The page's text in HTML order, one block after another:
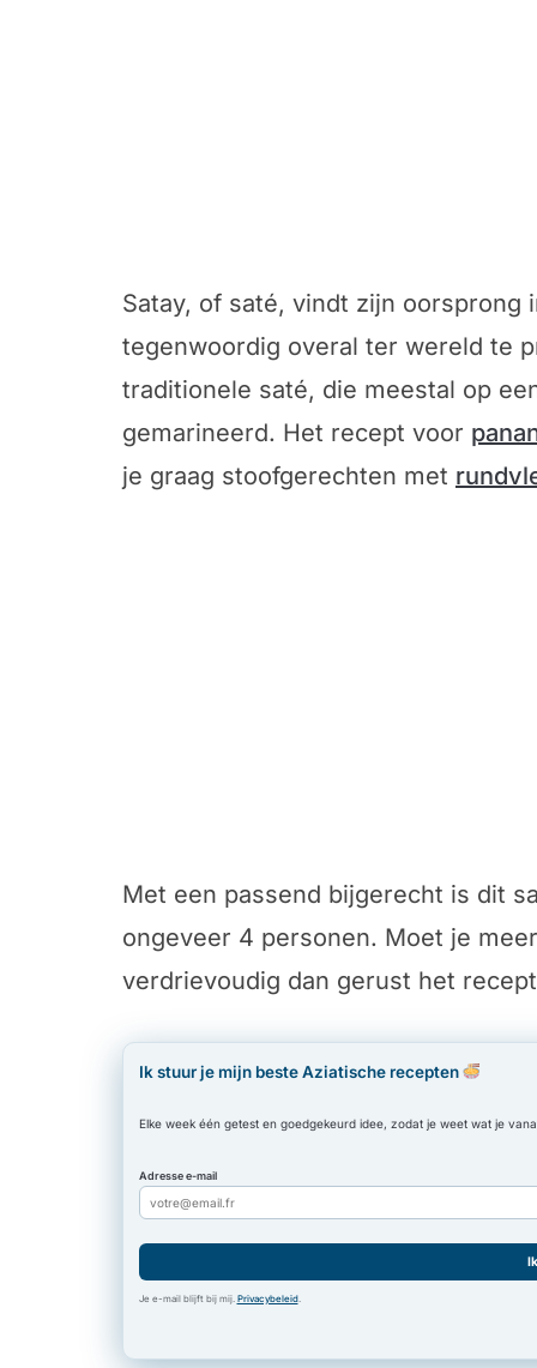
Satay, of saté, vindt zijn oorsprong
tegenwoordig overal ter wereld te
traditionele saté, die meestal op
gemarineerd. Het recept voor
je graag stoofgerechten met
Met een passend bijgerecht is dit
ongeveer 4 personen. Moet je
verdrievoudig dan gerust het
Ik stuur je mijn beste Aziatische recepten
Elke week één getest en goedgekeurd idee, zodat je weet wat je
Adresse e-mail
Je e-mail blijft bij mij. Privacybeleid.